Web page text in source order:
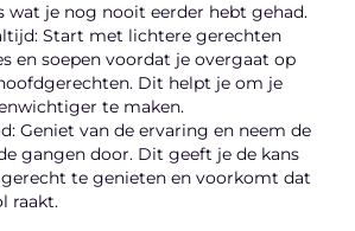
wat je nog nooit eerder hebt gehad.
Start met lichtere gerechten
en soepen voordat je overgaat op
Dit helpt je om je
te maken.
Geniet van de ervaring en neem de
gangen door. Dit geeft je de kans
te genieten en voorkomt dat
raakt.